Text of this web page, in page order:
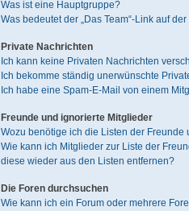
Was ist eine Hauptgruppe?
Was bedeutet der „Das Team“-Link auf
Private Nachrichten
Ich kann keine Privaten Nachrichten
Ich bekomme ständig unerwünschte
Ich habe eine Spam-E-Mail von einem
Freunde und ignorierte Mitglieder
Wozu benötige ich die Listen der
Wie kann ich Mitglieder zur Liste der
diese wieder aus den Listen entfernen?
Die Foren durchsuchen
Wie kann ich ein Forum oder mehrere